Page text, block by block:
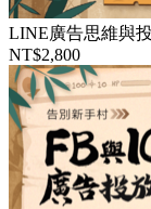
LINE廣告思維與
NT$2,800